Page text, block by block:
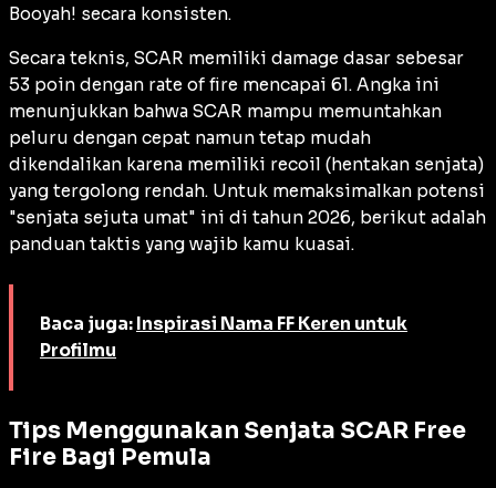
Booyah! secara konsisten.
Secara teknis, SCAR memiliki damage dasar sebesar
53 poin dengan rate of fire mencapai 61. Angka ini
menunjukkan bahwa SCAR mampu memuntahkan
peluru dengan cepat namun tetap mudah
dikendalikan karena memiliki recoil (hentakan senjata)
yang tergolong rendah. Untuk memaksimalkan potensi
"senjata sejuta umat" ini di tahun 2026, berikut adalah
panduan taktis yang wajib kamu kuasai.
Baca juga: Inspirasi Nama FF Keren untuk
Profilmu
Tips Menggunakan Senjata SCAR Free
Fire Bagi Pemula